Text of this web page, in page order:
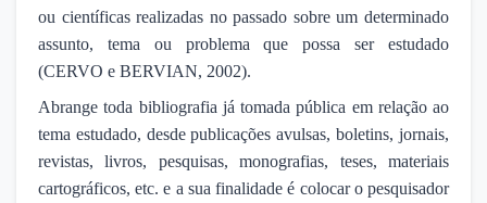
ou científicas realizadas no passado sobre um determinado
assunto, tema ou problema que possa ser estudado
(CERVO e BERVIAN, 2002).
Abrange toda bibliografia já tomada pública em relação ao
tema estudado, desde publicações avulsas, boletins, jornais,
revistas, livros, pesquisas, monografias, teses, materiais
cartográficos, etc. e a sua finalidade é colocar o pesquisador